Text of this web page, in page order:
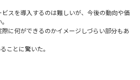
ビスを導入するのは難しいが、今後の動向や価
に何ができるのかイメージしづらい部分もあ
ことに驚いた。